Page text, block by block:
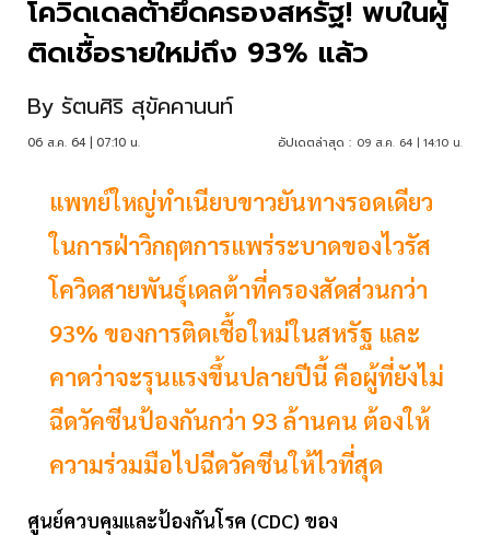
โควิดเดลต้ายึดครองสหรัฐ! พบในผู้
ติดเชื้อรายใหม่ถึง 93% แล้ว
By รัตนศิริ สุขัคคานนท์
06 ส.ค. 64 | 07:10 น. อัปเดตล่าสุด : 09 ส.ค. 64 | 14:10 น.
แพทย์ใหญ่ทำเนียบขาวยันทางรอดเดียว
ในการฝ่าวิกฤตการแพร่ระบาดของไวรัส
โควิดสายพันธุ์เดลต้าที่ครองสัดส่วนกว่า
93% ของการติดเชื้อใหม่ในสหรัฐ และ
คาดว่าจะรุนแรงขึ้นปลายปีนี้ คือผู้ที่ยังไม่
ฉีดวัคซีนป้องกันกว่า 93 ล้านคน ต้องให้
ความร่วมมือไปฉีดวัคซีนให้ไวที่สุด
ศูนย์ควบคุมและป้องกันโรค (CDC) ของ